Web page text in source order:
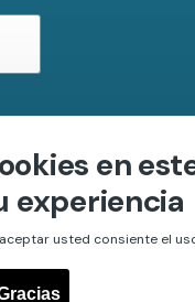
en
experiencia
usted consiente el